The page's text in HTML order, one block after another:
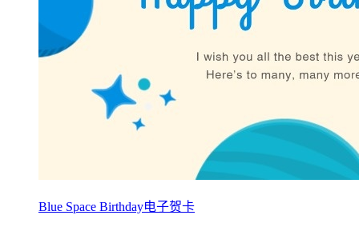
Blue Space Birthday电子贺卡